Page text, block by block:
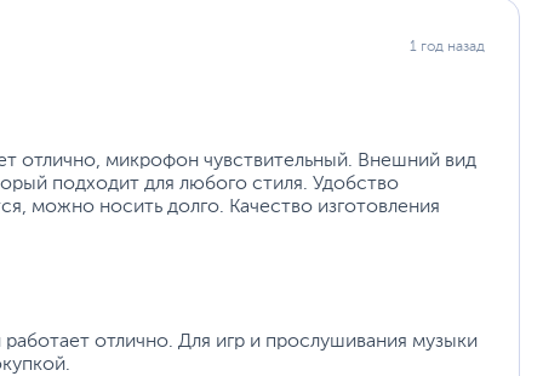
1 год назад
отлично, микрофон чувствительный. Внешний вид
подходит для любого стиля. Удобство
можно носить долго. Качество изготовления
отлично. Для игр и прослушивания музыки